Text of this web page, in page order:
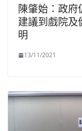
陳肇始：政府
建議到戲院
明
13/11/2021